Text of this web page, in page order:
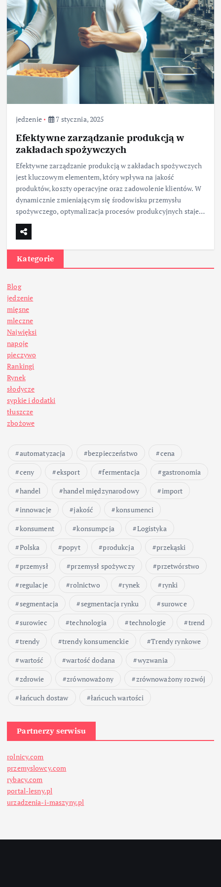
jedzenie 7 stycznia, 2025
Efektywne zarządzanie produkcją w
zakładach spożywczych
Efektywne zarządzanie produkcją w zakładach spożywczych
jest kluczowym elementem, który wpływa na jakość
produktów, koszty operacyjne oraz zadowolenie klientów. W
dynamicznie zmieniającym się środowisku przemysłu
spożywczego, optymalizacja procesów produkcyjnych staje…
Kategorie
Blog
jedzenie
mięsne
mleczne
Najwięksi
napoje
pieczywo
Rankingi
Rynek
słodycze
sypkie i dodatki
tłuszcze
zbożowe
automatyzacja bezpieczeństwo
cena
ceny
eksport fermentacja
gastronomia
handel
handel międzynarodowy
import
innowacje
jakość
konsumenci
konsument
konsumpcja
Logistyka
Polska
popyt produkcja
przekąski
przemysł
przemysł spożywczy
przetwórstwo
regulacje
rolnictwo rynek
rynki
segmentacja
segmentacja rynku
surowce
surowiec
technologia technologie
trend
trendy
trendy konsumenckie
Trendy rynkowe
wartość
wartość dodana
wyzwania
zdrowie
zrównoważony
zrównoważony rozwój
łańcuch dostaw
łańcuch wartości
Partnerzy serwisu
rolnicy.com
przemyslowcy.com
rybacy.com
portal-lesny.pl
urzadzenia-i-maszyny.pl